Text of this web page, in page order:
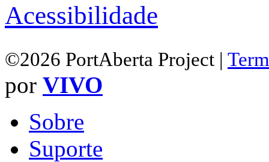
Acessibilidade
©2026 PortAberta Project |
por VIVO
Sobre
Suporte